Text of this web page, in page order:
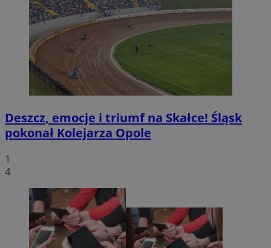
Deszcz, emocje i triumf na Skałce! Śląsk
pokonał Kolejarza Opole
1
4